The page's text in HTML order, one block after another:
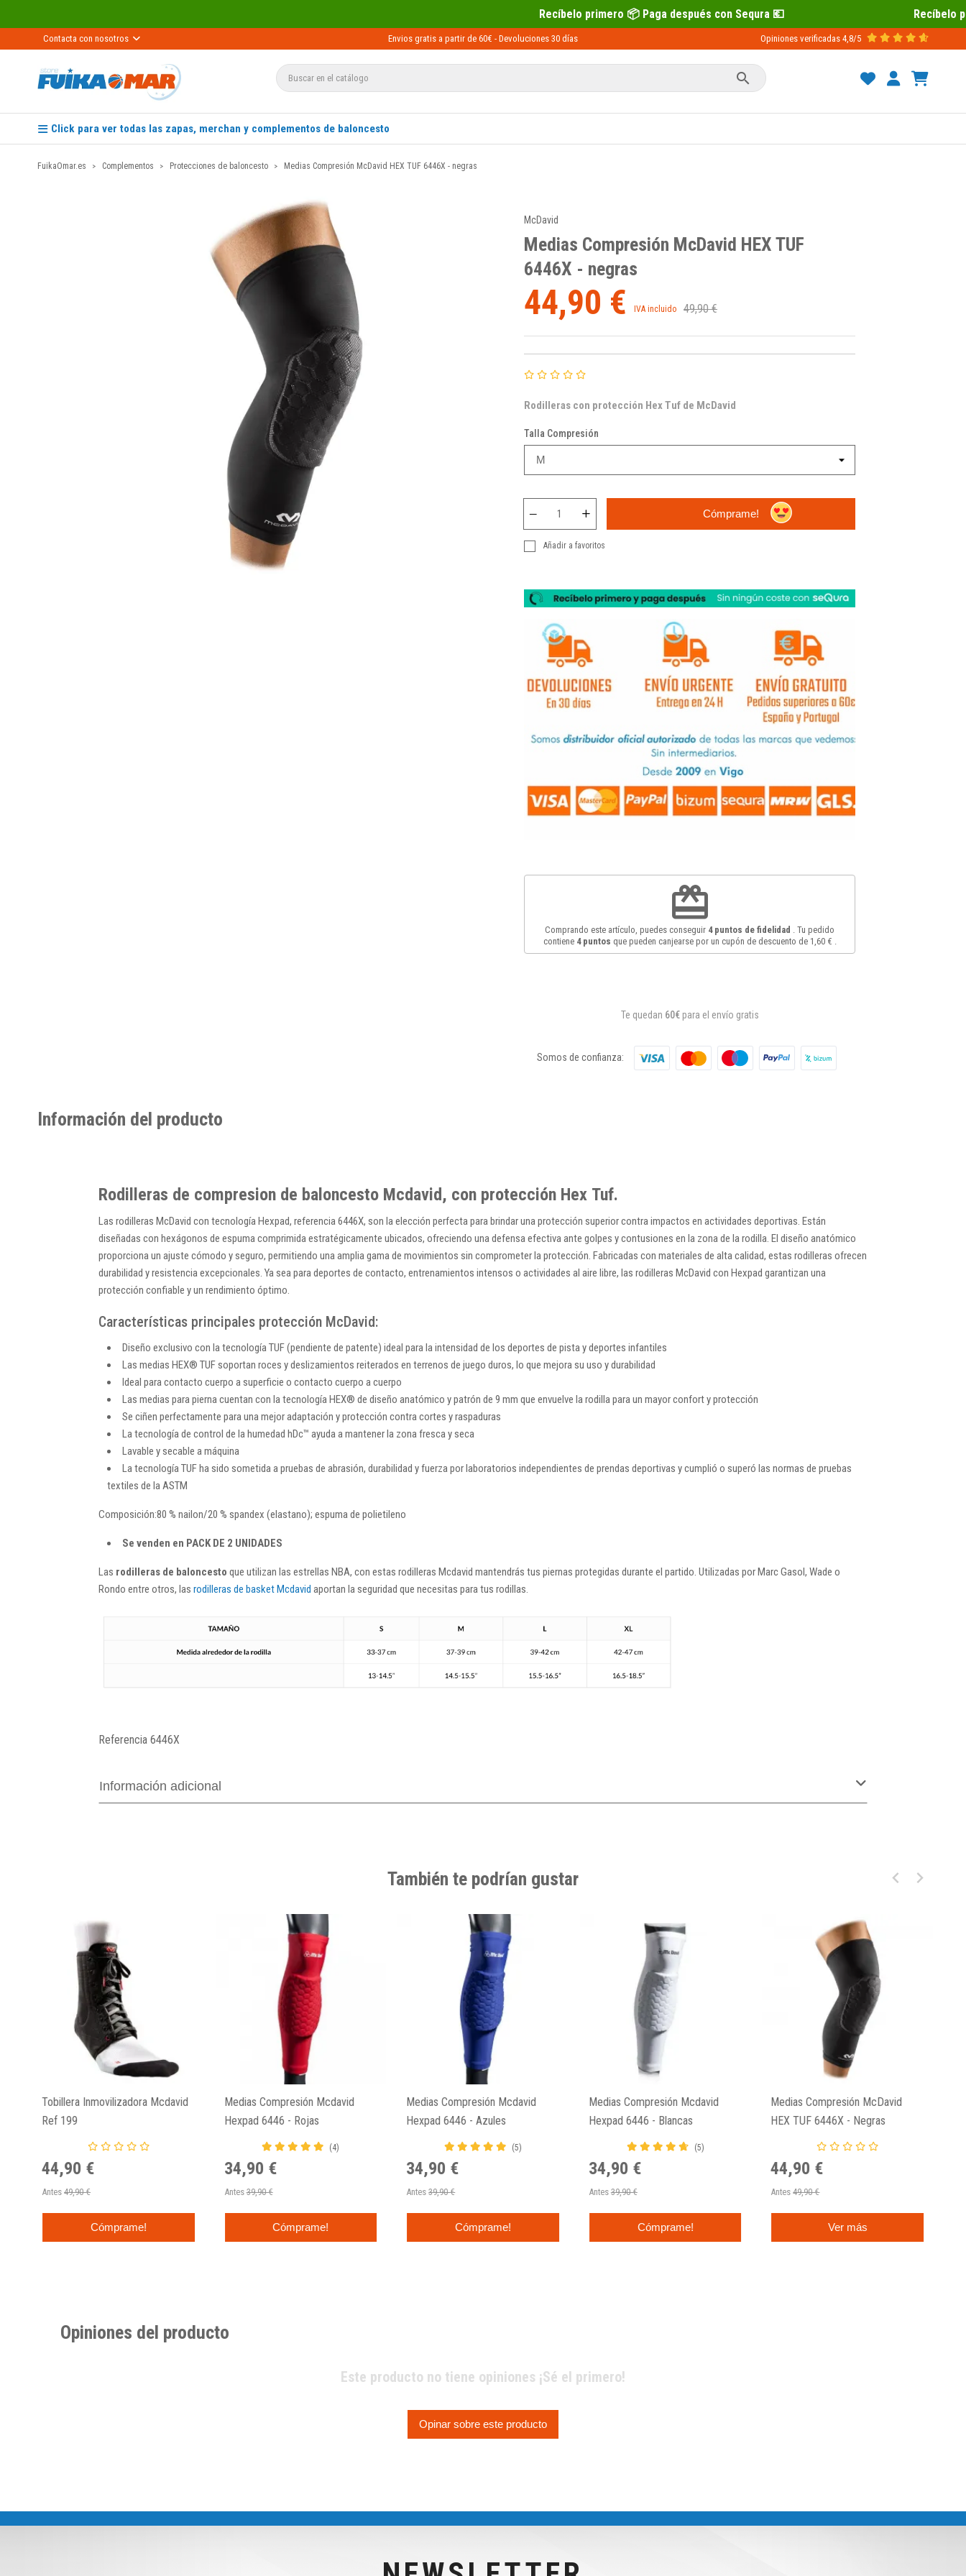
Recíbelo primero 📦 Paga después con Sequra 💶 Recíbelo primero 📦 Paga después
Contacta con nosotros Envios gratis a partir de 60€ - Devoluciones 30 días Opiniones verificadas 4,8/5

Click para ver todas las zapas, merchan y complementos de baloncesto
FuikaOmar.es Complementos Protecciones de baloncesto Medias Compresión McDavid HEX TUF 6446X - negras
McDavid
Medias Compresión McDavid HEX TUF
6446X - negras
44,90 € IVA incluido 49,90 €
Rodilleras con protección Hex Tuf de McDavid
Talla Compresión
Cómprame!
Añadir a favoritos
redeem
Comprando este artículo, puedes conseguir 4puntos de fidelidad . Tu pedido
contiene 4puntos que pueden canjearse por un cupón de descuento de 1,60 €
Te quedan 60€para el envío gratis
Somos de confianza:
Información del producto
Rodilleras de compresion de baloncesto Mcdavid, con protección Hex Tuf.
Las rodilleras McDavid con tecnología Hexpad, referencia 6446X, son la elección perfecta para brindar una protección superior contra impactos en actividades deportivas. Están
diseñadas con hexágonos de espuma comprimida estratégicamente ubicados, ofreciendo una defensa efectiva ante golpes y contusiones en la zona de la rodilla. El diseño anatómico
proporciona un ajuste cómodo y seguro, permitiendo una amplia gama de movimientos sin comprometer la protección. Fabricadas con materiales de alta calidad, estas rodilleras ofrecen
durabilidad y resistencia excepcionales. Ya sea para deportes de contacto, entrenamientos intensos o actividades al aire libre, las rodilleras McDavid con Hexpad garantizan una
protección confiable y un rendimiento óptimo.
Características principales protección McDavid:
Diseño exclusivo con la tecnología TUF (pendiente de patente) ideal para la intensidad de los deportes de pista y deportes infantiles
Las medias HEX® TUF soportan roces y deslizamientos reiterados en terrenos de juego duros, lo que mejora su uso y durabilidad
Ideal para contacto cuerpo a superficie o contacto cuerpo a cuerpo
Las medias para pierna cuentan con la tecnología HEX® de diseño anatómico y patrón de 9 mm que envuelve la rodilla para un mayor confort y protección
Se ciñen perfectamente para una mejor adaptación y protección contra cortes y raspaduras
La tecnología de control de la humedad hDc™ ayuda a mantener la zona fresca y seca
Lavable y secable a máquina
La tecnología TUF ha sido sometida a pruebas de abrasión, durabilidad y fuerza por laboratorios independientes de prendas deportivas y cumplió o superó las normas de pruebas
textiles de la ASTM
Composición:80 % nailon/20 % spandex (elastano); espuma de polietileno
Se venden en PACK DE 2 UNIDADES
Las rodilleras de baloncesto que utilizan las estrellas NBA, con estas rodilleras Mcdavid mantendrás tus piernas protegidas durante el partido. Utilizadas por Marc Gasol, Wade o
Rondo entre otros, las rodilleras de basket Mcdavid aportan la seguridad que necesitas para tus rodillas.
Referencia 6446X
Información adicional
También te podrían gustar
Tobillera Inmovilizadora Mcdavid
Ref 199
44,90 €
Antes 49,90 €
Cómprame!
Medias Compresión Mcdavid
Hexpad 6446 - Rojas
(4)
34,90 €
Antes 39,90 €
Cómprame!
Medias Compresión Mcdavid
Hexpad 6446 - Azules
(5)
34,90 €
Antes 39,90 €
Cómprame!
Medias Compresión Mcdavid
Hexpad 6446 - Blancas
(5)
34,90 €
Antes 39,90 €
Cómprame!
Medias Compresión McDavid
HEX TUF 6446X - Negras
44,90 €
Antes 49,90 €
Ver más
Opiniones del producto
Este producto no tiene opiniones ¡Sé el primero!
Opinar sobre este producto